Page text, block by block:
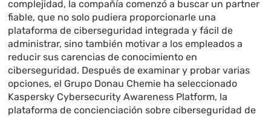
complejidad, la compañía comenzó a buscar un partner
fiable, que no solo pudiera proporcionarle una
plataforma de ciberseguridad integrada y fácil de
administrar, sino también motivar a los empleados a
reducir sus carencias de conocimiento en
ciberseguridad. Después de examinar y probar varias
opciones, el Grupo Donau Chemie ha seleccionado
Kaspersky Cybersecurity Awareness Platform, la
plataforma de concienciación sobre ciberseguridad de